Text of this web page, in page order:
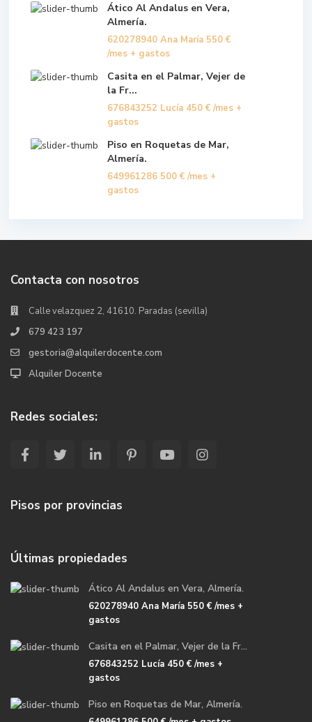
Ático Al Andalus en Vera,
Almería.
620278940 Ana María 550 €
/mes + gastos
Casita en el Palmar, Vejer de
la Fr...
676843252 Lucía 450 € /mes +
gastos
Piso en Roquetas de Mar,
Almería.
649961286 500 € /mes +
gastos
Contacta con nosotros
Calle velazquez 2, 41610. Paradas (sevilla)
679 423 197
gestoria@alquilerdocente.com
Alquiler Docente
Redes sociales:
Pisos por provincias
Últimas propiedades
Ático Al Andalus en Vera, Almería.
620278940 Ana María 550 €/mes +
gastos
Casita en el Palmar, Vejer de la Fr...
676843252 Lucía 450 €/mes +
gastos
Piso en Roquetas de Mar, Almería.